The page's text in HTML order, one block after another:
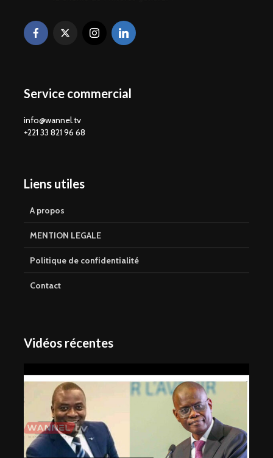
Service commercial
info@wannel.tv
+221 33 821 96 68
Liens utiles
A propos
MENTION LEGALE
Politique de confidentialité
Contact
Vidéos récentes